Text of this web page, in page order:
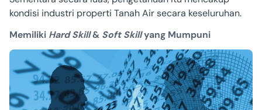
kondisi industri properti Tanah Air secara keseluruhan.
Memiliki Hard Skill& Soft Skillyang Mumpuni